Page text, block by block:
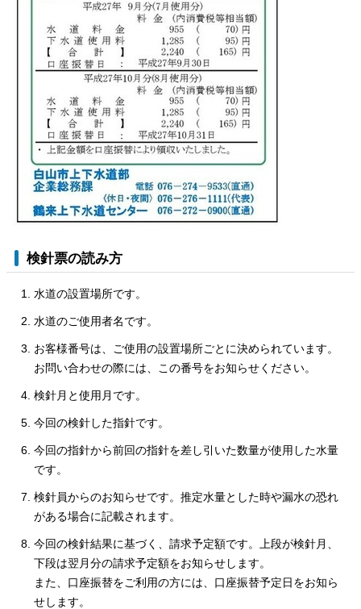
検針票の読み方
水道の設置場所です。
水道のご使用者名です。
お客様番号は、ご使用の設置場所ごとに決められています。
お問い合わせの際には、この番号をお知らせください。
検針月と使用月です。
今回の検針した指針です。
今回の指針から前回の指針を差し引いた数量が使用した水量
です。
検針員からのお知らせです。推定水量とした時や漏水の恐れ
がある場合に記載されます。
今回の検針結果に基づく、請求予定額です。上段が検針月、
下段は翌月分の請求予定額をお知らせします。
また、口座振替をご利用の方には、口座振替予定日をお知ら
せします。